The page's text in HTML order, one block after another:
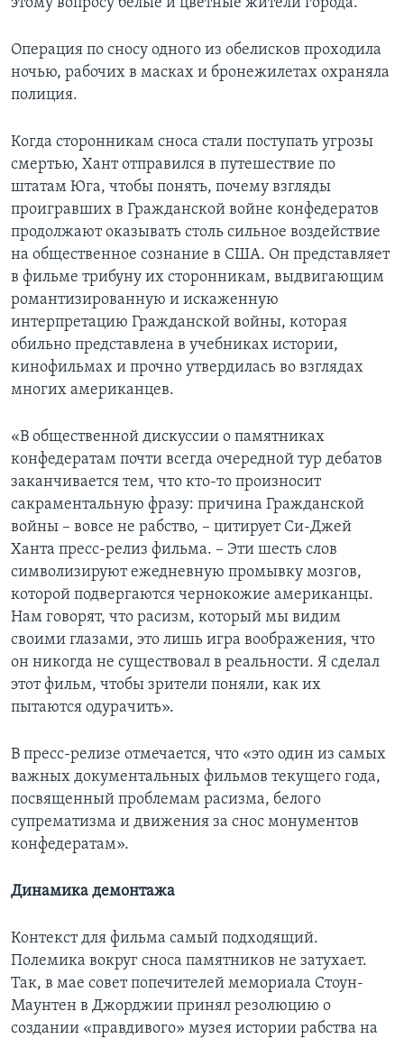
Операция по сносу одного из обелисков проходила
ночью, рабочих в масках и бронежилетах охраняла
полиция.
Когда сторонникам сноса стали поступать угрозы
смертью, Хант отправился в путешествие по
штатам Юга, чтобы понять, почему взгляды
проигравших в Гражданской войне конфедератов
продолжают оказывать столь сильное воздействие
на общественное сознание в США. Он представляет
в фильме трибуну их сторонникам, выдвигающим
романтизированную и искаженную
интерпретацию Гражданской войны, которая
обильно представлена в учебниках истории,
кинофильмах и прочно утвердилась во взглядах
многих американцев.
«В общественной дискуссии о памятниках
конфедератам почти всегда очередной тур дебатов
заканчивается тем, что кто-то произносит
сакраментальную фразу: причина Гражданской
войны – вовсе не рабство, – цитирует Си-Джей
Ханта пресс-релиз фильма. – Эти шесть слов
символизируют ежедневную промывку мозгов,
которой подвергаются чернокожие американцы.
Нам говорят, что расизм, который мы видим
своими глазами, это лишь игра воображения, что
он никогда не существовал в реальности. Я сделал
этот фильм, чтобы зрители поняли, как их
пытаются одурачить».
В пресс-релизе отмечается, что «это один из самых
важных документальных фильмов текущего года,
посвященный проблемам расизма, белого
супрематизма и движения за снос монументов
конфедератам».
Динамика демонтажа
Контекст для фильма самый подходящий.
Полемика вокруг сноса памятников не затухает.
Так, в мае совет попечителей мемориала Стоун-
Маунтен в Джорджии принял резолюцию о
создании «правдивого» музея истории рабства на